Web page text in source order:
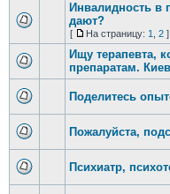
Инвалидность в
дают?
[ На страницу: 1 2]
Ищу терапевта,
препаратам.
Поделитесь
Пожалуйста,
Психиатр,